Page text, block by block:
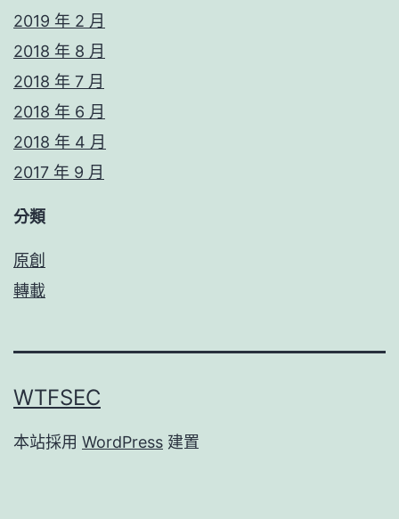
2019 年 2 月
2018 年 8 月
2018 年 7 月
2018 年 6 月
2018 年 4 月
2017 年 9 月
分類
原創
轉載
WTFSEC
本站採用 WordPress 建置